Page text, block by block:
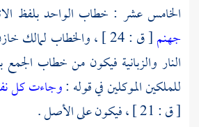
الخامس عشر : خطاب الواحد بلفظ
جهنم[ ق : 24 ] ، والخطاب لمالك
النار والزبانية فيكون من خطاب
للملكين الموكلين في قوله :وجاءت كل
[ ق : 21 ] ، فيكون على الأصل .